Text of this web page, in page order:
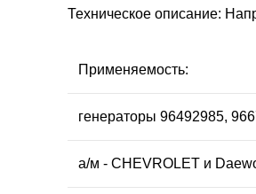
Техническое описание:
Применяемость:
генераторы 96492985,
а/м - CHEVROLET и